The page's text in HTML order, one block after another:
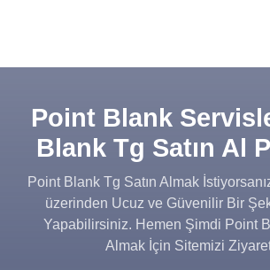
Point Blank
Blank Tg Satın Al
Point Blank Tg Satın Almak
üzerinden Ucuz ve Güvenilir Bir
Yapabilirsiniz. Hemen Şimdi Point
Almak İçin Sitemizi